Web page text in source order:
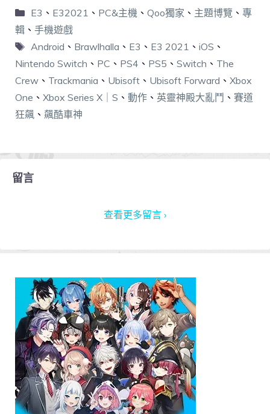
E3 、 E32021 、 PC&主機 、 Qoo獨家 、 主題博覽 、 專
輯 、 手機遊戲
Android 、 Brawlhalla 、 E3 、 E3 2021 、 iOS 、
Nintendo Switch 、 PC 、 PS4 、 PS5 、 Switch 、 The
Crew 、 Trackmania 、 Ubisoft 、 Ubisoft Forward 、 Xbox
One 、 Xbox Series X｜S 、 動作 、 英靈神殿大亂鬥 、 賽道
狂飆 、 飆酷車神
留言
查看更多留言 ›